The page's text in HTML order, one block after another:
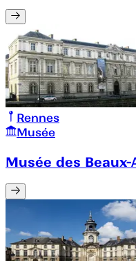
Rennes
Musée
Musée des